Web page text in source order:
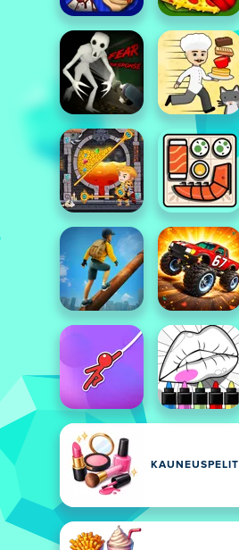
KAUNEUSPELIT